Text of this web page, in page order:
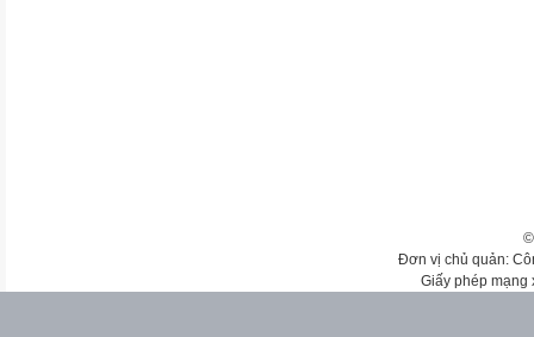
Đơn vị chủ quản:
Giấy phép mạng